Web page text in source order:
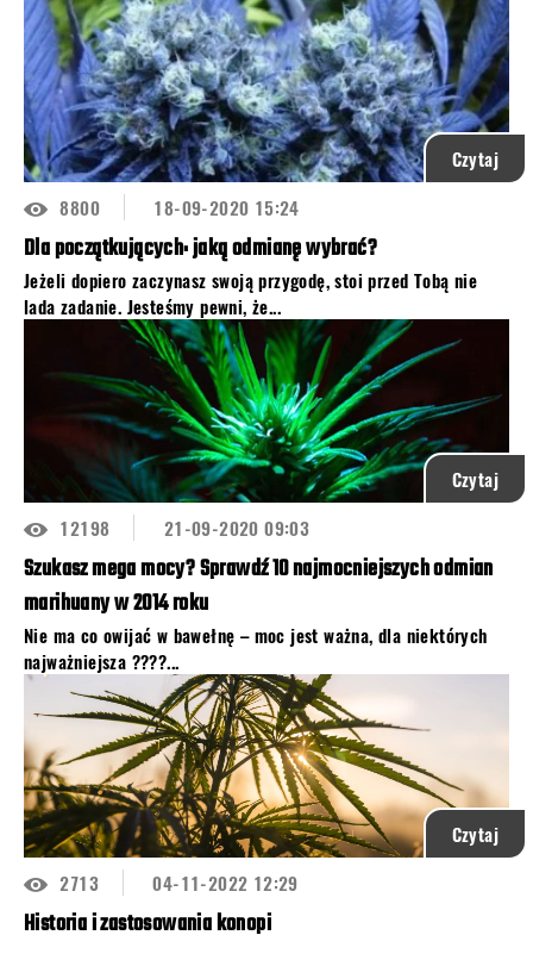
Czytaj
8800
18-09-2020 15:24
Dla początkujących: jaką odmianę wybrać?
Jeżeli dopiero zaczynasz swoją przygodę, stoi przed Tobą nie
lada zadanie. Jesteśmy pewni, że...
Czytaj
12198
21-09-2020 09:03
Szukasz mega mocy? Sprawdź 10 najmocniejszych odmian
marihuany w 2014 roku
Nie ma co owijać w bawełnę – moc jest ważna, dla niektórych
najważniejsza ????...
Czytaj
2713
04-11-2022 12:29
Historia i zastosowania konopi